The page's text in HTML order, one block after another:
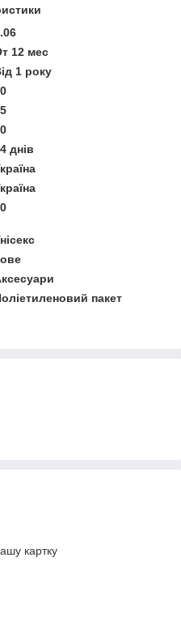
12 мес
1 року
днів
пакет
картку